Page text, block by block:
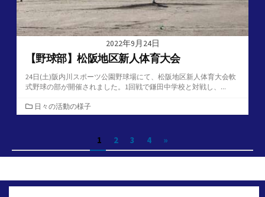
2022年9月24日
【野球部】松阪地区新人体育大会
24日(土)阪内川スポーツ公園野球場にて、松阪地区新人体育大会軟
式野球の部が開催されました。1回戦で鎌田中学校と対戦し、...
カ
テ
ー
日々の活動の様子
稿
1 2 3 4 »